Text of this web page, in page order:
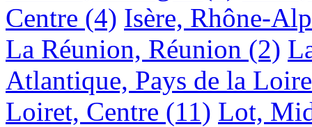
Centre (4) Isère, Rhône-
La Réunion, Réunion (2)
Atlantique, Pays de la Loire
Loiret, Centre (11) Lot,